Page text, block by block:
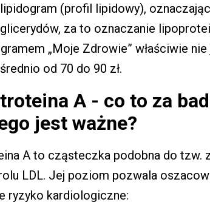
(profil lipidowy),
za to oznaczanie
„Moje Zdrowie” właściwie
od 70 do 90 zł.
A - co to za
jest ważne?
A to cząsteczka podobna do tzw.
LDL. Jej poziom pozwala
ryzyko kardiologiczne: